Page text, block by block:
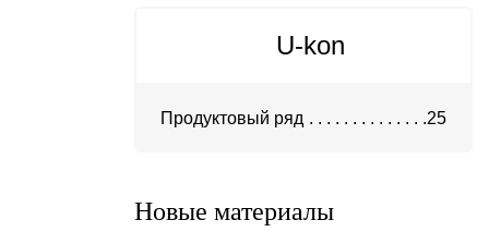
U-kon
Продуктовый ряд 25
Новые материалы